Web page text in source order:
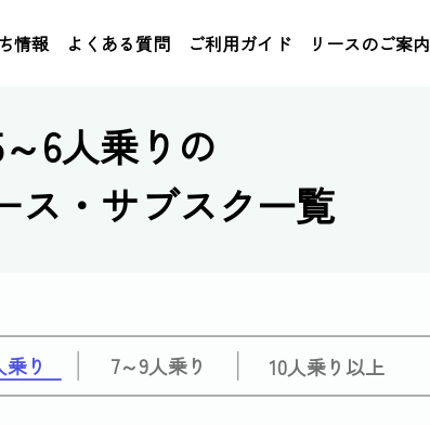
情報 よくある質問 ご利用ガイド リースのご案内
6人乗りの
ス・サブスク一覧
り 7～9人乗り 10人乗り以上